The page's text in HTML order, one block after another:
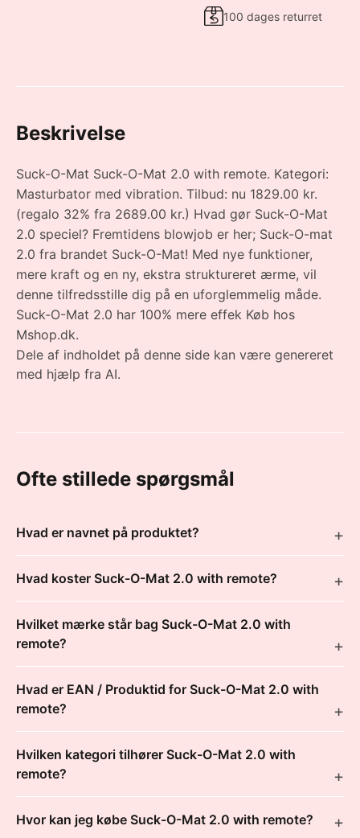
100 dages returret
Beskrivelse
Suck-O-Mat Suck-O-Mat 2.0 with remote. Kategori:
Masturbator med vibration. Tilbud: nu 1829.00 kr.
(regalo 32% fra 2689.00 kr.) Hvad gør Suck-O-Mat
2.0 speciel? Fremtidens blowjob er her; Suck-O-mat
2.0 fra brandet Suck-O-Mat! Med nye funktioner,
mere kraft og en ny, ekstra struktureret ærme, vil
denne tilfredsstille dig på en uforglemmelig måde.
Suck-O-Mat 2.0 har 100% mere effek Køb hos
Mshop.dk.
Dele af indholdet på denne side kan være genereret
med hjælp fra AI.
Ofte stillede spørgsmål
Hvad er navnet på produktet?
Hvad koster Suck-O-Mat 2.0 with remote?
Hvilket mærke står bag Suck-O-Mat 2.0 with
remote?
Hvad er EAN / Produktid for Suck-O-Mat 2.0 with
remote?
Hvilken kategori tilhører Suck-O-Mat 2.0 with
remote?
Hvor kan jeg købe Suck-O-Mat 2.0 with remote?